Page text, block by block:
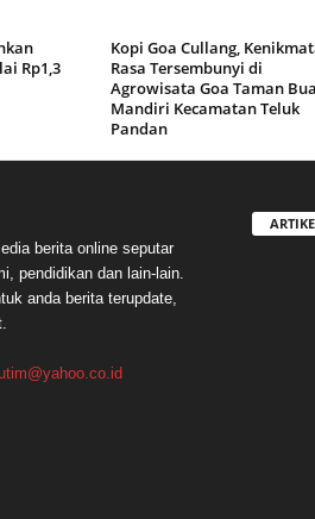
Rp1,3
Kopi Goa Cullang,
Rasa Tersembunyi di
Agrowisata Goa Taman
Mandiri Kecamatan Teluk
Pandan
berita online seputar
pendidikan dan lain-lain.
anda berita terupdate,